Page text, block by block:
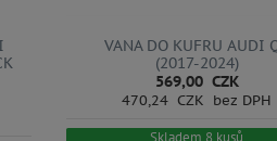
VANA DO KUFRU AUDI
(2017-2024)
569,00 CZK
470,24 CZK bez DPH